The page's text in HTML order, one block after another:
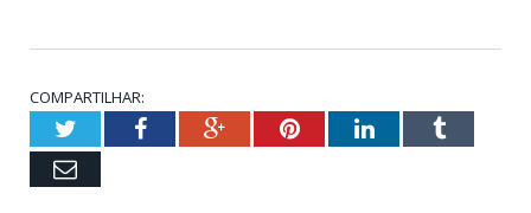
COMPARTILHAR:
TwitterFacebookGoogle+PinterestLinkedInTumblr
Email